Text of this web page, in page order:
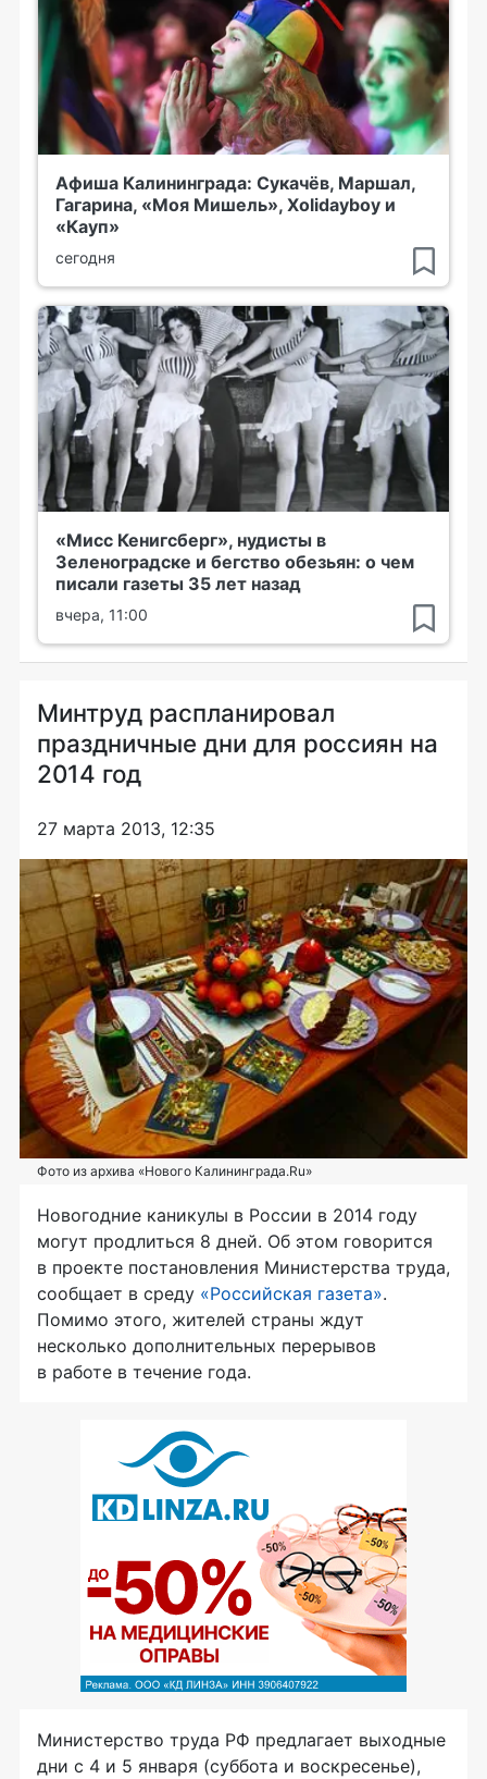
Афиша Калининграда: Сукачёв, Маршал,
Гагарина, «Моя Мишель», Xolidayboy и
«Кауп»
сегодня
«Мисс Кенигсберг», нудисты в
Зеленоградске и бегство обезьян: о чем
писали газеты 35 лет назад
вчера, 11:00
Минтруд распланировал
праздничные дни для россиян на
2014 год
27 марта 2013, 12:35
Фото из архива «Нового Калининграда.Ru»
Новогодние каникулы в России в 2014 году
могут продлиться 8 дней. Об этом говорится
в проекте постановления Министерства труда,
сообщает в среду «Российская газета».
Помимо этого, жителей страны ждут
несколько дополнительных перерывов
в работе в течение года.
Министерство труда РФ предлагает выходные
дни с 4 и 5 января (суббота и воскресенье),